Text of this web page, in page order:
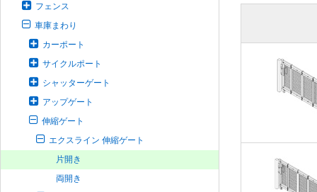
フェンス
車庫まわり
カーポート
サイクルポート
シャッターゲート
アップゲート
伸縮ゲート
エクスライン 伸縮ゲート
片開き
両開き